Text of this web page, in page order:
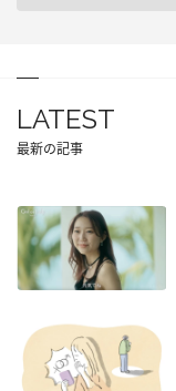
LATEST
最新の記事